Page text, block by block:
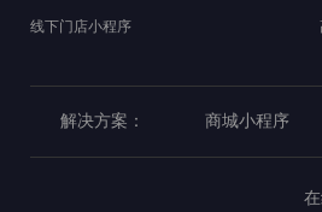
线下门店小程序
解决方案： 商城小程序